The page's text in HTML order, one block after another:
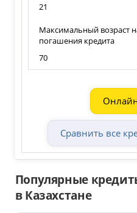
21
Максимальный возраст
погашения кредита
70
Сравнить все
Популярные
в Казахстане